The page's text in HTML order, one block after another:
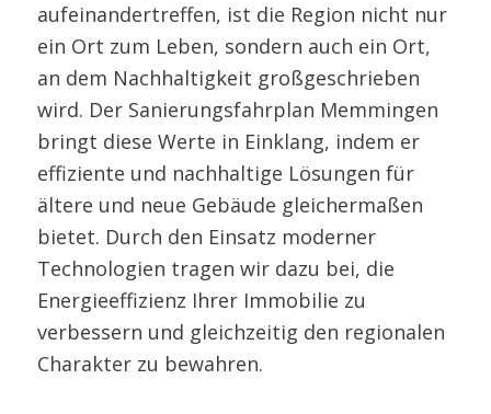
aufeinandertreffen, ist die Region nicht nur
ein Ort zum Leben, sondern auch ein Ort,
an dem Nachhaltigkeit großgeschrieben
wird. Der Sanierungsfahrplan Memmingen
bringt diese Werte in Einklang, indem er
effiziente und nachhaltige Lösungen für
ältere und neue Gebäude gleichermaßen
bietet. Durch den Einsatz moderner
Technologien tragen wir dazu bei, die
Energieeffizienz Ihrer Immobilie zu
verbessern und gleichzeitig den regionalen
Charakter zu bewahren.